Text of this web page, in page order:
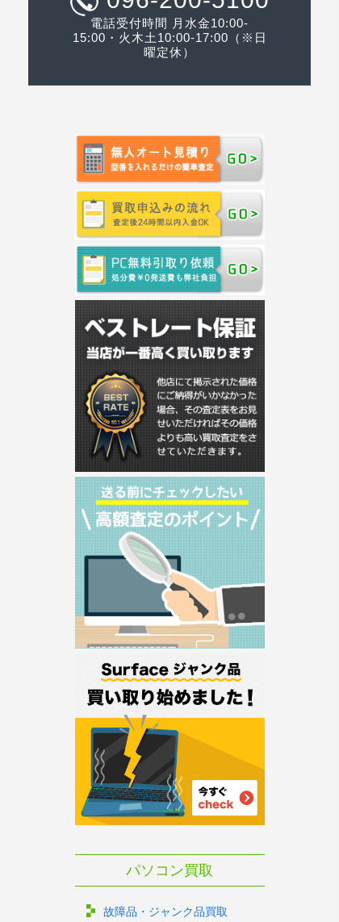
電話受付時間 月水金10:00-
15:00・火木土10:00-17:00（※日
曜定休）
パソコン買取
故障品・ジャンク品買取